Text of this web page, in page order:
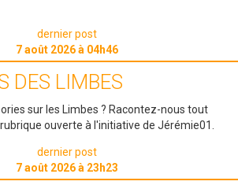
dernier post
7 août 2026 à 04h46
DES LIMBES
sur les Limbes ? Racontez-nous tout
ouverte à l'initiative de Jérémie01.
dernier post
7 août 2026 à 23h23